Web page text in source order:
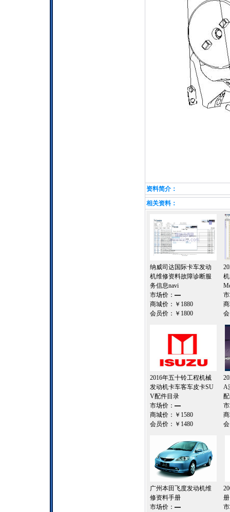
资料简介：
相关资料：
纳威司达国际卡车发动
机维修资料故障诊断服
务信息navi
市场价： —
商城价： ￥1880
会员价： ￥1800
2016年五十铃工程机械
发动机卡车客车皮卡SU
V配件目录
市场价： —
商城价： ￥1580
会员价： ￥1480
A
广州本田飞度发动机维
修资料手册
市场价： —